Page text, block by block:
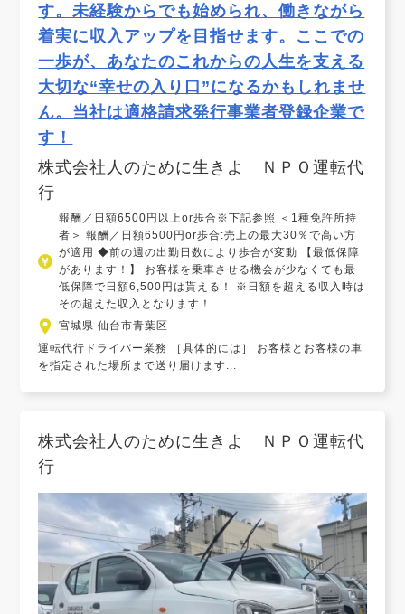
す。未経験からでも始められ、働きながら
着実に収入アップを目指せます。ここでの
一歩が、あなたのこれからの人生を支える
大切な“幸せの入り口”になるかもしれませ
ん。当社は適格請求発行事業者登録企業で
す！
株式会社人のために生きよ ＮＰＯ運転代
行
報酬／日額6500円以上or歩合※下記参照 ＜1種免許所持
者＞ 報酬／日額6500円or歩合:売上の最大30％で高い方
が適用 ◆前の週の出勤日数により歩合が変動 【最低保障
があります！】 お客様を乗車させる機会が少なくても最
低保障で日額6,500円は貰える！ ※日額を超える収入時は
その超えた収入となります！
宮城県 仙台市青葉区
運転代行ドライバー業務 ［具体的には］ お客様とお客様の車
を指定された場所まで送り届けます...
株式会社人のために生きよ ＮＰＯ運転代
行